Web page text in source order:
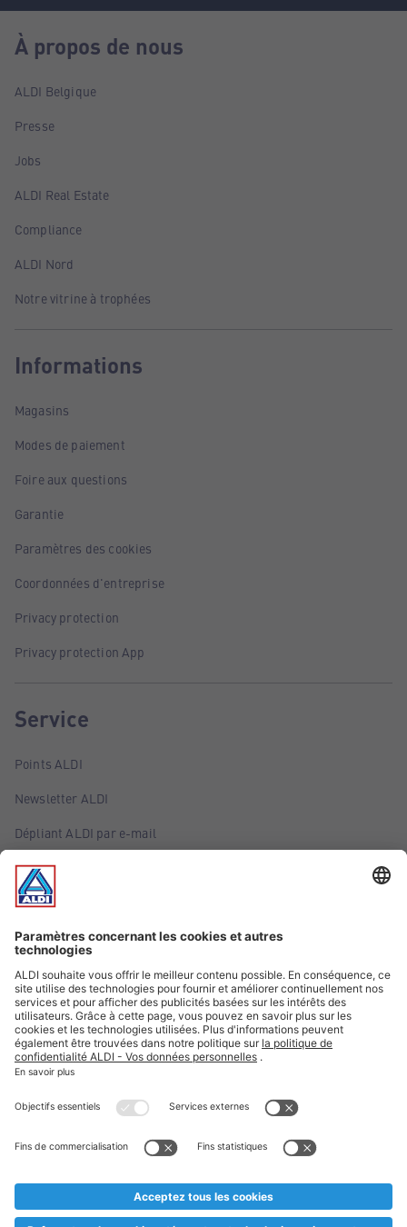
À propos de nous
ALDI Belgique
Presse
Jobs
ALDI Real Estate
Compliance
ALDI Nord
Notre vitrine à trophées
Informations
Magasins
Modes de paiement
Foire aux questions
Garantie
Paramètres des cookies
Coordonnées d'entreprise
Privacy protection
Privacy protection App
Service
Points ALDI
Newsletter ALDI
Dépliant ALDI par e-mail
Offres
Infos essentielles
Suivez ALDI Belgique
Textes marqués d'un astérisque et mentions légales
* Nous vendons ces articles temporairement et jusqu'à
au cas où, malgré le planning bien étudié, nous serions
prématurément en rupture de stock. Prix Recupel et TVA incl.
** Sur ce site, l’utilisation de la forme masculine a été adoptée